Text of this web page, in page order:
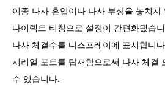
이종 나사 혼입이나 나사 부상을 놓치지
다이렉트 티칭으로 설정이 간편화됐습
나사 체결수를 디스프레이에 표시합니
시리얼 포트를 탑재함으로써 나사 체결
수 있습니다.